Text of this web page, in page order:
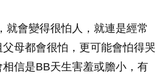
就會變得很怕人，就連是經常
母都會很怕，更可能會怕得哭
信是BB天生害羞或膽小，有